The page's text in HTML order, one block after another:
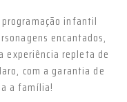
infantil
encantados,
experiência repleta de
com a garantia de
a família!